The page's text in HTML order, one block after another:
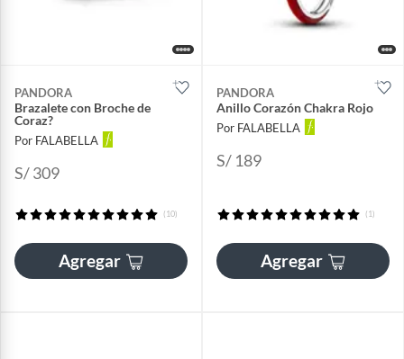
PANDORA
Brazalete con Broche de
Coraz?
Por FALABELLA
S/ 309
(10)
Agregar
PANDORA
Anillo Corazón Chakra Rojo
Por FALABELLA
S/ 189
(1)
Agregar